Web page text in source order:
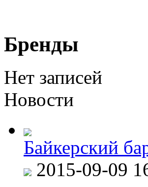
Бренды
Нет записей
Новости
Байкерский
2015-09-09